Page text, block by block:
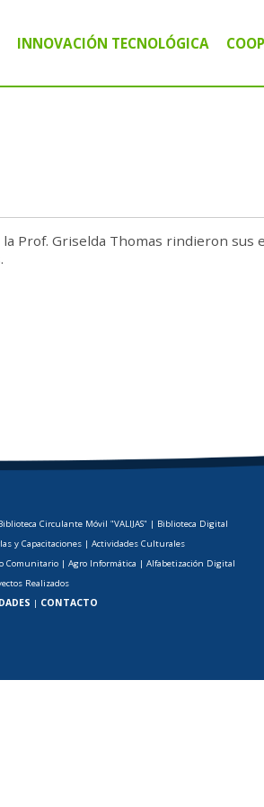
INNOVACIÓN TECNOLÓGICA
CENTRO TECNOLÓGICO
Prof. Griselda Thomas rindieron sus
Circulante Móvil "VALIJAS" | Biblioteca Digital
y Capacitaciones |Actividades Culturales
Comunitario |Agro Informática |Alfabetización Digital
Realizados
| CONTACTO